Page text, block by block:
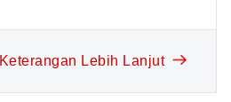
Keterangan Lebih Lanjut